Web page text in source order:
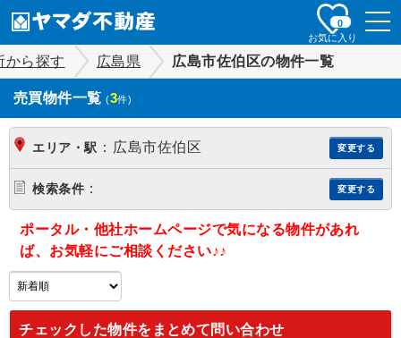
お気に入り
0
から探す 広島県 広島市佐伯区の物件一覧
売買物件一覧 (3件)
エリア・駅 ： 広島市佐伯区 変更する
検索条件 ： 変更する
ポータル・他社ホームページで気になる物件があれ
ば、お気軽にご相談ください♪♪
チェックした物件をまとめて問い合わせ